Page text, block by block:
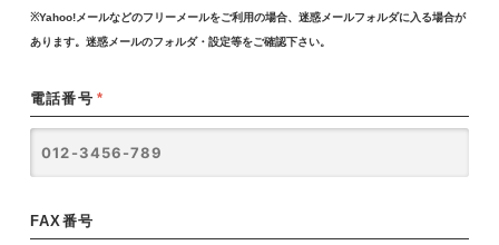
※Yahoo!メールなどのフリーメールをご利用の場合、迷惑メールフォルダに入る場合が
あります。迷惑メールのフォルダ・設定等をご確認下さい。
電話番号 *
FAX番号